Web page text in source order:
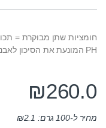
חומציות שתן מבוקרת =
PH המונעת את הסיכון לאבנים בדרכי השתן.
₪260.0
מחיר ל-100 גרם: ₪2.1